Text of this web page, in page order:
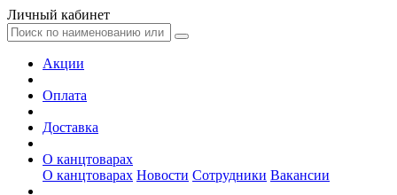
Личный кабинет
Акции
Оплата
Доставка
О канцтоварах
О канцтоварах Новости Сотрудники Вакансии